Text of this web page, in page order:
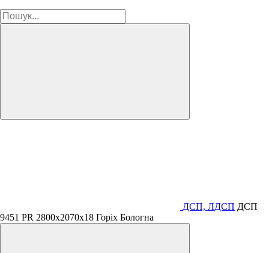
ДСП, ЛДСП ДСП
9451 PR 2800х2070х18 Горіх Бологна